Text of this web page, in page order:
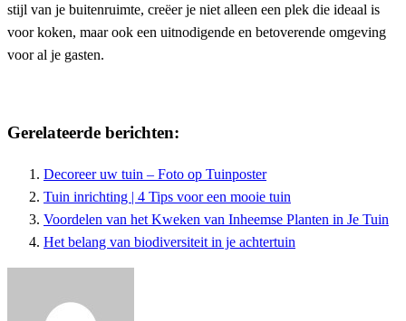
stijl van je buitenruimte, creëer je niet alleen een plek die ideaal is
voor koken, maar ook een uitnodigende en betoverende omgeving
voor al je gasten.
Gerelateerde berichten:
Decoreer uw tuin – Foto op Tuinposter
Tuin inrichting | 4 Tips voor een mooie tuin
Voordelen van het Kweken van Inheemse Planten in Je Tuin
Het belang van biodiversiteit in je achtertuin